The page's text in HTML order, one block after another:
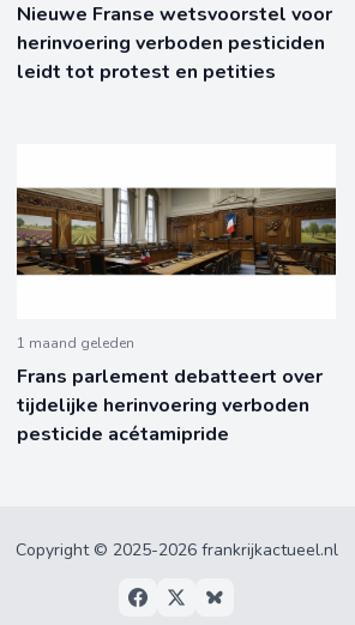
Nieuwe Franse wetsvoorstel voor
herinvoering verboden pesticiden
leidt tot protest en petities
1 maand geleden
Frans parlement debatteert over
tijdelijke herinvoering verboden
pesticide acétamipride
Copyright © 2025-2026 frankrijkactueel.nl